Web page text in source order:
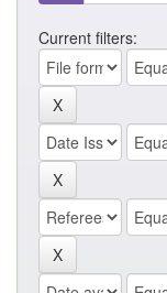
Current filters: